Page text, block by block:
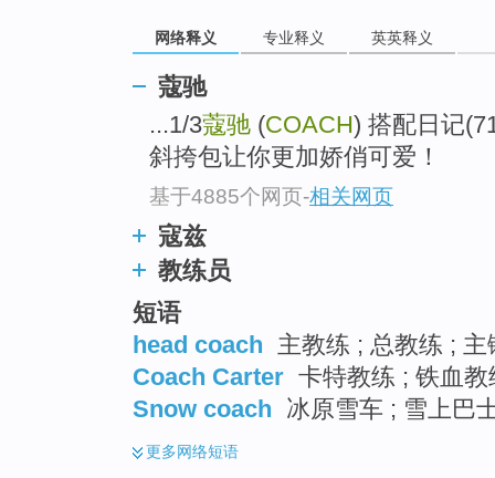
网络释义 专业释义 英英释义
蔻驰
...1/3蔻驰 (COACH) 搭配日记
斜挎包让你更加娇俏可爱！
基于4885个网页-相关网页
寇兹
教练员
短语
head coach 主教练 ; 总教练 ;
Coach Carter 卡特教练 ; 铁血
Snow coach 冰原雪车 ; 雪上巴
更多网络短语